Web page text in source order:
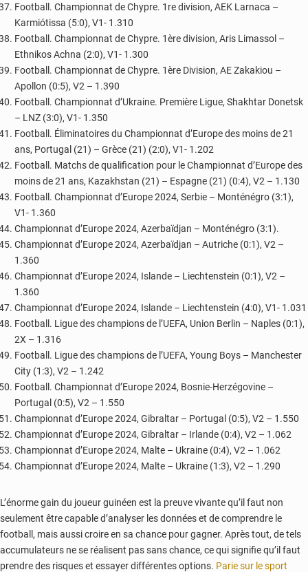
Football. Championnat de Chypre. 1re division, AEK Larnaca –
Karmiótissa (5:0), V1- 1.310
Football. Championnat de Chypre. 1ère division, Aris Limassol –
Ethnikos Achna (2:0), V1- 1.300
Football. Championnat de Chypre. 1ère Division, AE Zakakiou –
Apollon (0:5), V2 – 1.390
Football. Championnat d’Ukraine. Première Ligue, Shakhtar Donetsk
– LNZ (3:0), V1- 1.350
Football. Éliminatoires du Championnat d’Europe des moins de 21
ans, Portugal (21) – Grèce (21) (2:0), V1- 1.202
Football. Matchs de qualification pour le Championnat d’Europe des
moins de 21 ans, Kazakhstan (21) – Espagne (21) (0:4), V2 – 1.130
Football. Championnat d’Europe 2024, Serbie – Monténégro (3:1),
V1- 1.360
Championnat d’Europe 2024, Azerbaïdjan – Monténégro (3:1).
Championnat d’Europe 2024, Azerbaïdjan – Autriche (0:1), V2 –
1.360
Championnat d’Europe 2024, Islande – Liechtenstein (0:1), V2 –
1.360
Championnat d’Europe 2024, Islande – Liechtenstein (4:0), V1- 1.031
Football. Ligue des champions de l’UEFA, Union Berlin – Naples (0:1),
2X – 1.316
Football. Ligue des champions de l’UEFA, Young Boys – Manchester
City (1:3), V2 – 1.242
Football. Championnat d’Europe 2024, Bosnie-Herzégovine –
Portugal (0:5), V2 – 1.550
Championnat d’Europe 2024, Gibraltar – Portugal (0:5), V2 – 1.550
Championnat d’Europe 2024, Gibraltar – Irlande (0:4), V2 – 1.062
Championnat d’Europe 2024, Malte – Ukraine (0:4), V2 – 1.062
Championnat d’Europe 2024, Malte – Ukraine (1:3), V2 – 1.290
L’énorme gain du joueur guinéen est la preuve vivante qu’il faut non
seulement être capable d’analyser les données et de comprendre le
football, mais aussi croire en sa chance pour gagner. Après tout, de tels
accumulateurs ne se réalisent pas sans chance, ce qui signifie qu’il faut
prendre des risques et essayer différentes options. Parie sur le sport